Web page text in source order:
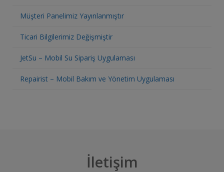
Müşteri Panelimiz Yayınlanmıştır
Ticari Bilgilerimiz Değişmiştir
JetSu – Mobil Su Sipariş Uygulaması
Repairist – Mobil Bakım ve Yönetim Uygulaması
İletişim